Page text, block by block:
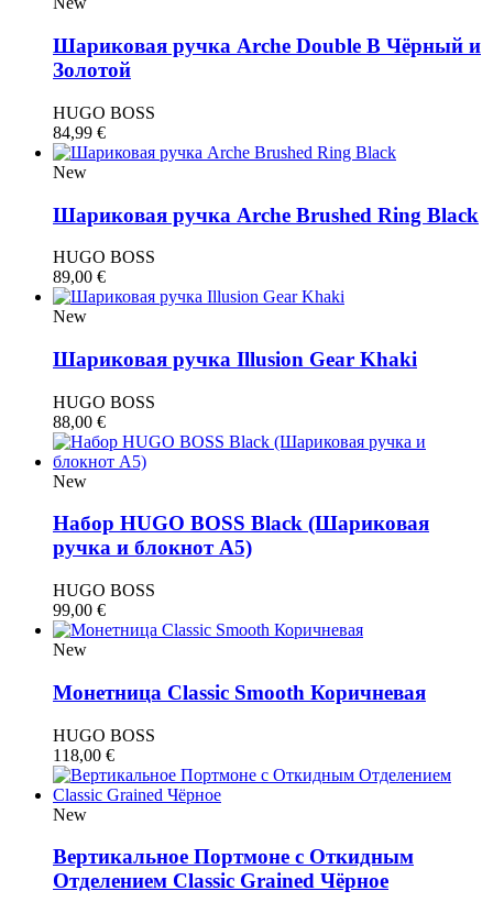
Шариковая ручка Arche Double B Чёрный и
Золотой
HUGO BOSS
84,99 €
New
Шариковая ручка Arche Brushed Ring Black
HUGO BOSS
89,00 €
New
Шариковая ручка Illusion Gear Khaki
HUGO BOSS
88,00 €
New
Набор HUGO BOSS Black (Шариковая
ручка и блокнот A5)
HUGO BOSS
99,00 €
New
Монетница Classic Smooth Коричневая
HUGO BOSS
118,00 €
New
Вертикальное Портмоне с Откидным
Отделением Classic Grained Чёрное